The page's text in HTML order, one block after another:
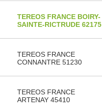
TEREOS FRANCE BOIRY-
SAINTE-RICTRUDE 62175
TEREOS FRANCE
CONNANTRE 51230
TEREOS FRANCE
ARTENAY 45410